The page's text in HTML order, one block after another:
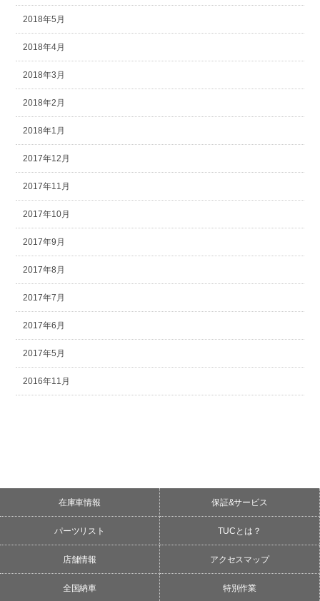
2018年5月
2018年4月
2018年3月
2018年2月
2018年1月
2017年12月
2017年11月
2017年10月
2017年9月
2017年8月
2017年7月
2017年6月
2017年5月
2016年11月
在庫車情報 保証&サービス
パーツリスト TUCとは？
店舗情報 アクセスマップ
全国納車 特別作業